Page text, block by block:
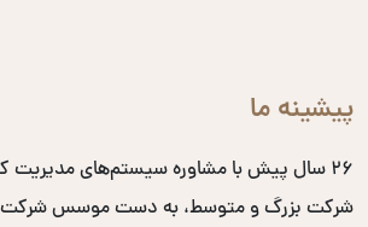
پیشینه ما
۲۶ سال پیش با مشاوره سیستم‌های مدیریت
شرکت بزرگ و متوسط، به دست موسس شرکت،